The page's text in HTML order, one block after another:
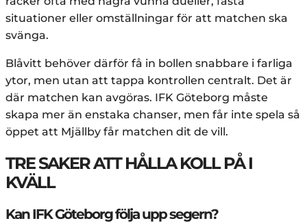
situationer eller omställningar för att matchen ska
svänga.
Blåvitt behöver därför få in bollen snabbare i farliga
ytor, men utan att tappa kontrollen centralt. Det är
där matchen kan avgöras. IFK Göteborg måste
skapa mer än enstaka chanser, men får inte spela så
öppet att Mjällby får matchen dit de vill.
TRE SAKER ATT HÅLLA KOLL PÅ I
KVÄLL
Kan IFK Göteborg följa upp segern?